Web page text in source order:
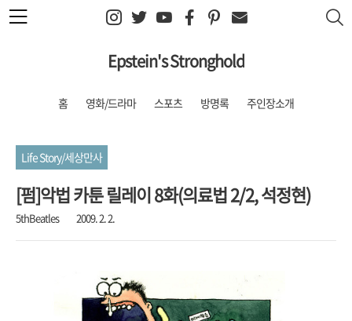
본문 바로가기
Epstein's Stronghold
홈 영화/드라마 스포츠 방명록 주인장소개
Life Story/세상만사
[펌]악법 카툰 릴레이 8화(의료법 2/2, 석정현)
5thBeatles 2009. 2. 2.